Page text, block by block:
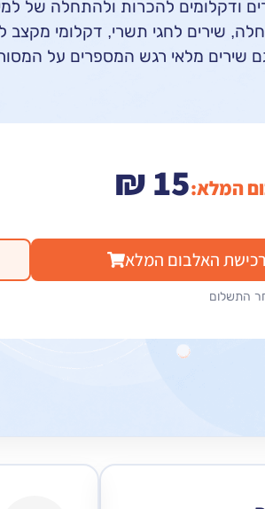
ודקלומים להכרות ולהתחלה של
שירים לחגי תשרי, דקלומי מקצב
שירים מלאי רגש המספרים על
המלא: ₪15
האלבום המלא
התשלום